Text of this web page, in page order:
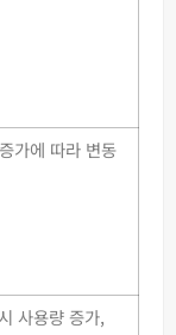
가에 따라 변동
사용량 증가,